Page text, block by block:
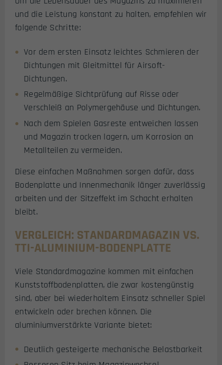
und die Leistung konstant zu halten, empfehlen wir
folgende Schritte:
Vor dem ersten Einsatz leichtes Schmieren der
Dichtungen mit Gleitmittel für Airsoft-
Dichtungen.
Regelmäßige Sichtprüfung auf Risse oder
Verschleiß an Polymergehäuse und Dichtungen.
Nach dem Spielen Gasreste entweichen lassen
und Magazin trocken lagern, um Korrosion an
Metallteilen zu vermeiden.
Diese einfachen Maßnahmen sorgen dafür, dass
Bodenplatte und Innenmechanik länger zuverlässig
arbeiten und der Sitzeffekt im Schacht erhalten
bleibt.
VERGLEICH: STANDARDMAGAZIN VS.
TTI-ALUMINIUM-BODENPLATTE
Viele Standardmagazine kommen mit einfachen
Kunststoffbodenplatten, die zwar kostengünstig
sind, aber bei wiederholtem Einsatz schneller Spiel
entwickeln oder brechen können. Die
aluminiumverstärkte Variante bietet:
Deutlich gesteigerte mechanische Belastbarkeit